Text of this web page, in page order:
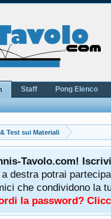
Test sui Materiali
Tavolo.com!
destra potrai
che condividono la
la password?
Staff Pong Elenco